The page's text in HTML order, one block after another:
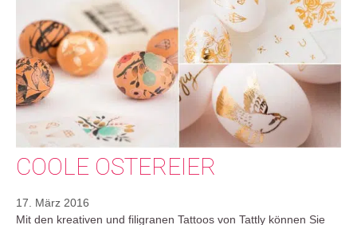
COOLE OSTEREIER
17. März 2016
Mit den kreativen und filigranen Tattoos von Tattly können Sie